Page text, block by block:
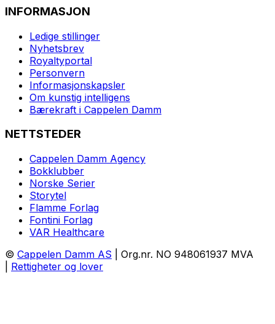
INFORMASJON
Ledige stillinger
Nyhetsbrev
Royaltyportal
Personvern
Informasjonskapsler
Om kunstig intelligens
Bærekraft i Cappelen Damm
NETTSTEDER
Cappelen Damm Agency
Bokklubber
Norske Serier
Storytel
Flamme Forlag
Fontini Forlag
VAR Healthcare
© Cappelen Damm AS | Org.nr. NO 948061937 MVA
Rettigheter og lover